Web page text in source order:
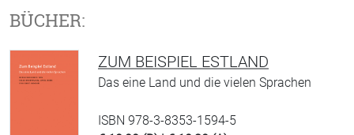
BÜCHER:
ZUM BEISPIEL ESTLAND
Das eine Land und die vielen Sprachen
ISBN 978-3-8353-1594-5